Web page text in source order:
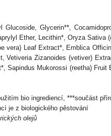
Glycerin**,
Ether, Lecithin*, Oryza
vera) Leaf Extract*, Emblica
Vetiveria Zizanoides (vetiver)
Sapindus Mukorossi (reetha)
bio ingrediencí, ***součást
je z biologického pěstování
olejů